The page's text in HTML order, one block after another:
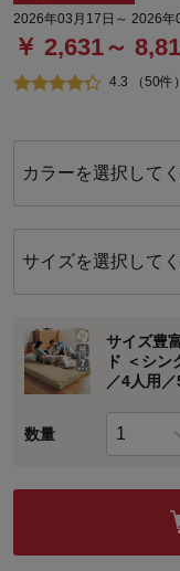
2026年03月17日～ 2026年
￥ 2,631～
4.3 （50件）
カラーを選択して
サイズを選択して
サイズ豊
ド ＜シ
／4人用／
数量